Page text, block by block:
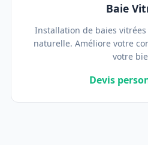
Baie
Installation de baies
naturelle. Améliore votre
votre
Devis